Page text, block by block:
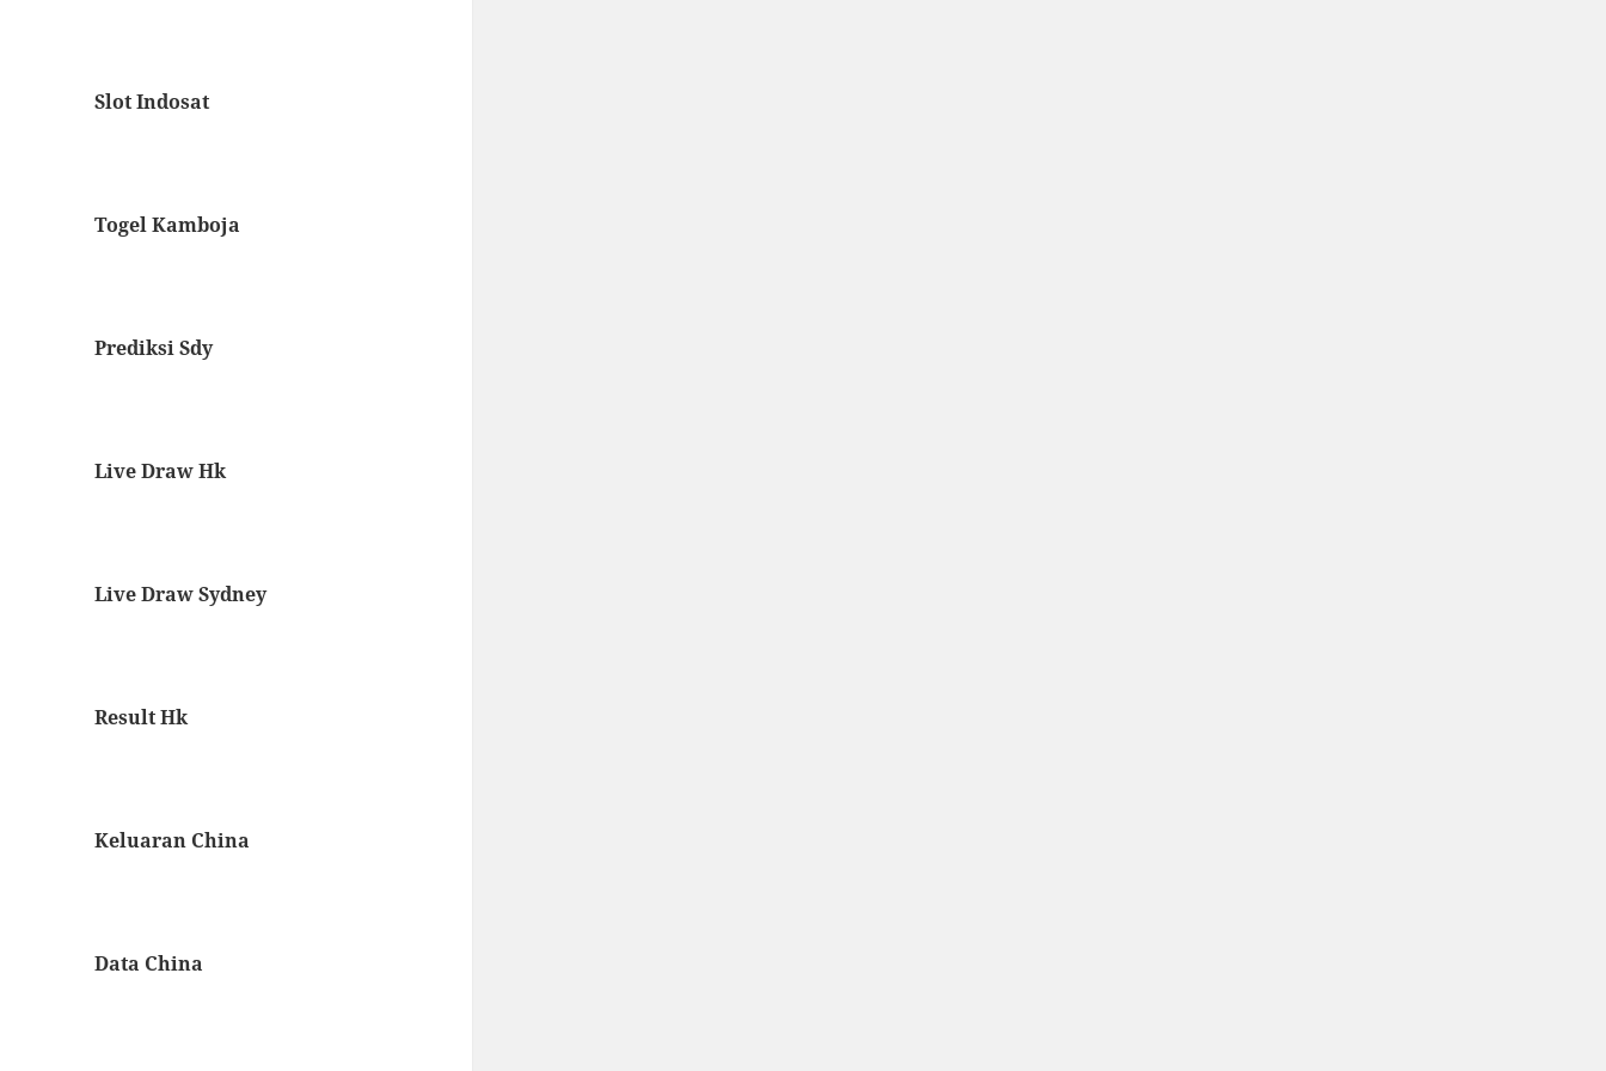
Slot Indosat
Togel Kamboja
Prediksi Sdy
Live Draw Hk
Live Draw Sydney
Result Hk
Keluaran China
Data China